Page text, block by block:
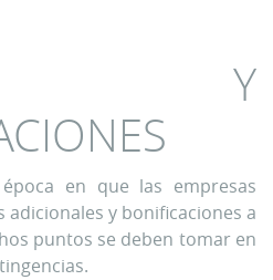
Y
en que las empresas
adicionales y bonificaciones a
puntos se deben tomar en